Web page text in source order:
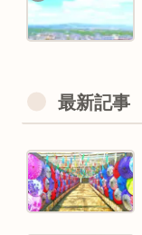
最新記事